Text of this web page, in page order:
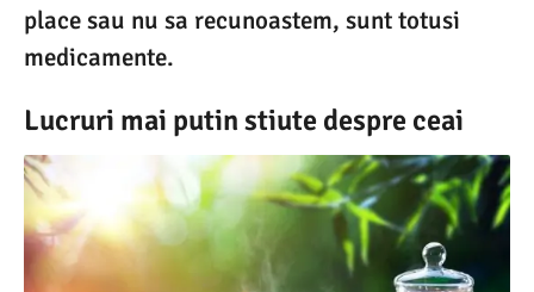
place sau nu sa recunoastem, sunt totusi
medicamente.
Lucruri mai putin stiute despre ceai